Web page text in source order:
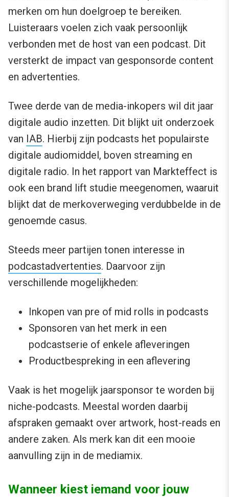
merken om hun doelgroep te bereiken.
Luisteraars voelen zich vaak persoonlijk
verbonden met de host van een podcast. Dit
versterkt de impact van gesponsorde content
en advertenties.
Twee derde van de media-inkopers wil dit jaar
digitale audio inzetten. Dit blijkt uit onderzoek
van IAB. Hierbij zijn podcasts het populairste
digitale audiomiddel, boven streaming en
digitale radio. In het rapport van Markteffect is
ook een brand lift studie meegenomen, waaruit
blijkt dat de merkoverweging verdubbelde in de
genoemde casus.
Steeds meer partijen tonen interesse in
podcastadvertenties. Daarvoor zijn
verschillende mogelijkheden:
Inkopen van pre of mid rolls in podcasts
Sponsoren van het merk in een
podcastserie of enkele afleveringen
Productbespreking in een aflevering
Vaak is het mogelijk jaarsponsor te worden bij
niche-podcasts. Meestal worden daarbij
afspraken gemaakt over artwork, host-reads en
andere zaken. Als merk kan dit een mooie
aanvulling zijn in de mediamix.
Wanneer kiest iemand voor jouw